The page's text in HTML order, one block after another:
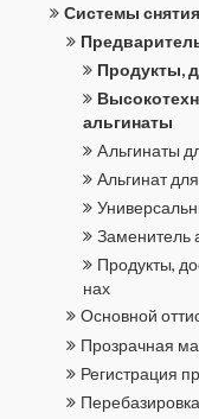
Си­сте­мы
Про­дук­ты,
аль­ги­на­ты
Aльгинаты
Аль­ги­нат
За­ме­ни­тель
Про­дук­ты,
нах
Ос­нов­ной
Про­зрач­ная
Ре­ги­стра­ция
Пе­ре­ба­зи­ров­ка